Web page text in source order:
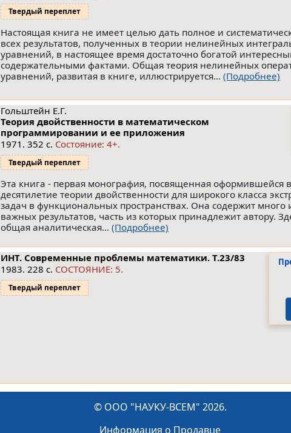
Твердый переплет
Настоящая книга не имеет целью дать полное и
всех результатов, полученных в теории нелинейных
уравнений, в настоящее время достаточно богатой
содержательными фактами. Общая теория нелинейных
уравнений, развитая в книге, иллюстрируется... (Подробнее)
Гольштейн Е.Г.
Теория двойственности в математическом
программировании и ее приложения
1971. 352 с. Состояние: 4+.
Твердый переплет
Эта книга - первая монография, посвященная оформившейся
десятилетие теории двойственности для широкого класса
задач в функциональных пространствах. Она содержит много
важных результатов, часть из которых принадлежит автору.
общая аналитическая... (Подробнее)
ИНТ. Современные проблемы математики. Т.23/83
1983. 228 с. СОСТОЯНИЕ: 5.
Твердый переплет
© ООО "НАУКУ-ВСЕМ" 2026.
Информация о Продавце